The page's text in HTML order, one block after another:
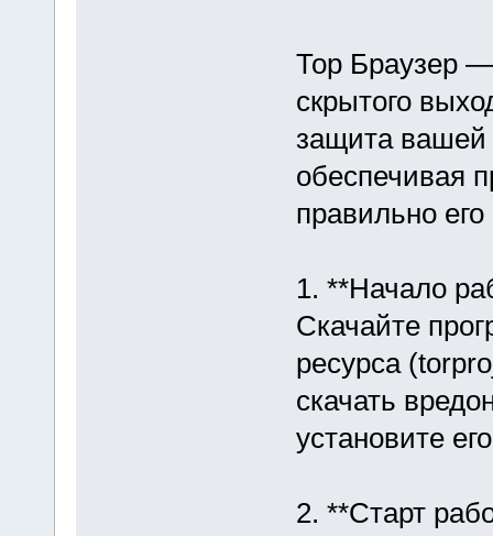
Тор Браузер
скрытого
защита вашей
обеспечивая
правильно
1. **Начало
Скачайте
ресурса
скачать
установите
2. **Старт